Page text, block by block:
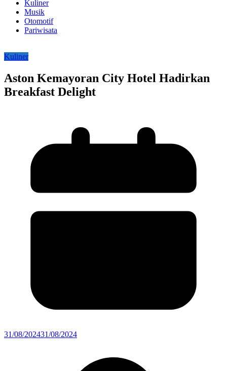
Kuliner
Musik
Otomotif
Pariwisata
Kuliner
Aston Kemayoran City Hotel Hadirkan
Breakfast Delight
31/08/202431/08/2024